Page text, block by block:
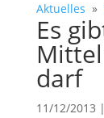
Aktuelles »
Es
darf
11/12/2013 |